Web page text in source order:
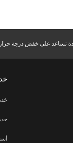
تساعد على خفض درجة